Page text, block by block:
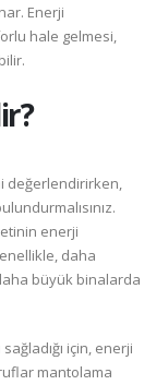
Enerji
hale gelmesi,
değerlendirirken,
enerji
daha
büyük binalarda
için, enerji
mantolama